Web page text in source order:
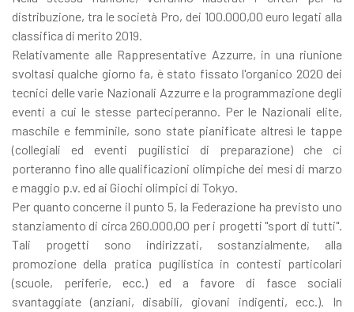
distribuzione, tra le società Pro, dei 100.000,00 euro legati alla
classifica di merito 2019.
Relativamente alle Rappresentative Azzurre, in una riunione
svoltasi qualche giorno fa, è stato fissato l'organico 2020 dei
tecnici delle varie Nazionali Azzurre e la programmazione degli
eventi a cui le stesse parteciperanno. Per le Nazionali elite,
maschile e femminile, sono state pianificate altresì le tappe
(collegiali ed eventi pugilistici di preparazione) che ci
porteranno fino alle qualificazioni olimpiche dei mesi di marzo
e maggio p.v. ed ai Giochi olimpici di Tokyo.
Per quanto concerne il punto 5, la Federazione ha previsto uno
stanziamento di circa 260.000,00 per i progetti "sport di tutti".
Tali progetti sono indirizzati, sostanzialmente, alla
promozione della pratica pugilistica in contesti particolari
(scuole, periferie, ecc.) ed a favore di fasce sociali
svantaggiate (anziani, disabili, giovani indigenti, ecc.). In